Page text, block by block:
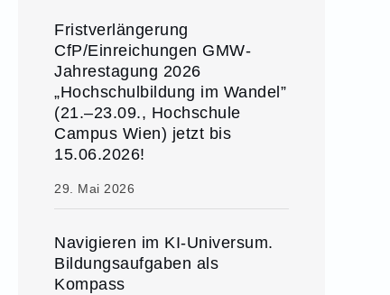
Fristverlängerung
CfP/Einreichungen GMW-
Jahrestagung 2026
„Hochschulbildung im Wandel”
(21.–23.09., Hochschule
Campus Wien) jetzt bis
15.06.2026!
29. Mai 2026
Navigieren im KI-Universum.
Bildungsaufgaben als
Kompass